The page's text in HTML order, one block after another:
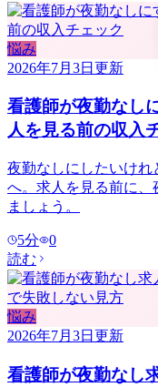
悩み
2026年7月3日 更新
看護師が夜勤なし
人を見る前の収入
夜勤なしにしたいけ
へ。求人を見る前に、
ましょう。
5分
0
読む
悩み
2026年7月3日 更新
看護師が夜勤なし